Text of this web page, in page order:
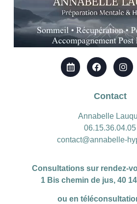
Contact
Annabelle
06.15.36.04.05
contact@annabelle-
Consultations sur rendez-
1 Bis chemin de jus, 40
ou en